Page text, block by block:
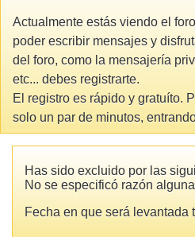
Actualmente estás viendo el
poder escribir mensajes y
del foro, como la mensajería
etc... debes registrarte.
El registro es rápido y gratuíto.
solo un par de minutos,
Has sido excluido por las
No se especificó razón
Fecha en que será levantada